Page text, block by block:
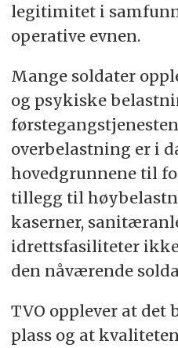
legitimitet i
operative evnen.
Mange soldater
og psykiske
overbelastning er i
hovedgrunnene til
tillegg til
kaserner,
idrettsfasiliteter
den nåværende
TVO opplever at det
plass og at